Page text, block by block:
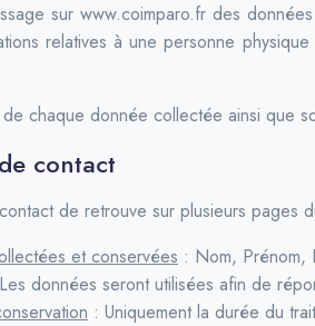
sur www.coimparo.fr des
relatives à une personne
chaque donnée collectée ainsi que
contact
de retrouve sur plusieurs pages
et conservées : Nom, Prénom,
données seront utilisées afin de
: Uniquement la durée du